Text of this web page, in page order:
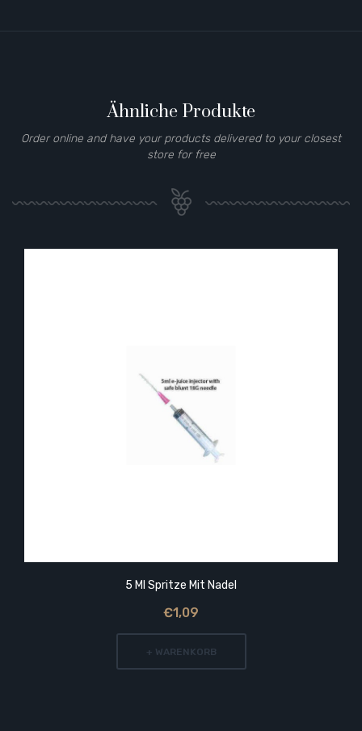
Ähnliche Produkte
Order online and have your products delivered to your closest
store for free
5 Ml Spritze Mit Nadel
€1,09
+ WARENKORB